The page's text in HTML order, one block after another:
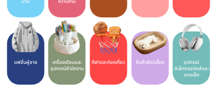
แฟชั่นผู้ชาย
เครื่องเขียนและ
อุปกรณ์สำนักงาน
กีฬาและท่องเที่ยว สินค้าสัตว์เลี้ยง
อุปกรณ์
อิเล็กทรอนิกส์และ
แกดเจ็ต